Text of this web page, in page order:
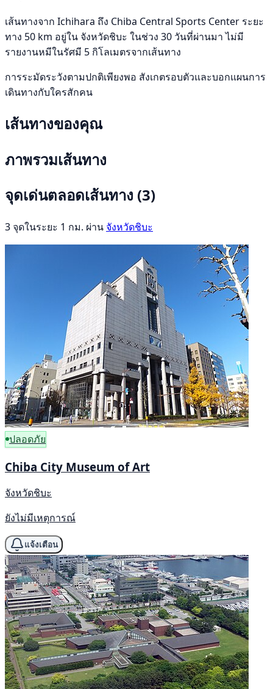
เส้นทางจาก Ichihara ถึง Chiba Central Sports Center ระยะ
ทาง 50 km อยู่ใน จังหวัดชิบะ ในช่วง 30 วันที่ผ่านมา ไม่มี
รายงานหมีในรัศมี 5 กิโลเมตรจากเส้นทาง
การระมัดระวังตามปกติเพียงพอ สังเกตรอบตัวและบอกแผนการ
เดินทางกับใครสักคน
เส้นทางของคุณ
ภาพรวมเส้นทาง
จุดเด่นตลอดเส้นทาง (3)
3 จุดในระยะ 1 กม. ผ่าน จังหวัดชิบะ
ปลอดภัย
Chiba City Museum of Art
จังหวัดชิบะ
ยังไม่มีเหตุการณ์
แจ้งเตือน